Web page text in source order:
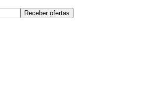
Receber ofertas